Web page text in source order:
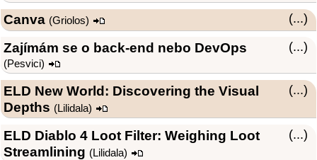
(...)
Canva (Griolos)
(...)
Zajímám se o back-end nebo DevOps
(Pesvici)
(...)
ELD New World: Discovering the Visual
Depths (Lilidala)
(...)
ELD Diablo 4 Loot Filter: Weighing Loot
Streamlining (Lilidala)